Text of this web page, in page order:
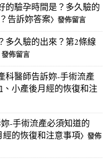
的驗孕時間是？多久驗的
告訴妳答案〉發佈留言
多久驗的出來？第2條線
發佈留言
科醫師告訴妳-手術流產
小產後月經的恢復和注
-手術流產必須知道的
的恢復和注意事項〉發佈